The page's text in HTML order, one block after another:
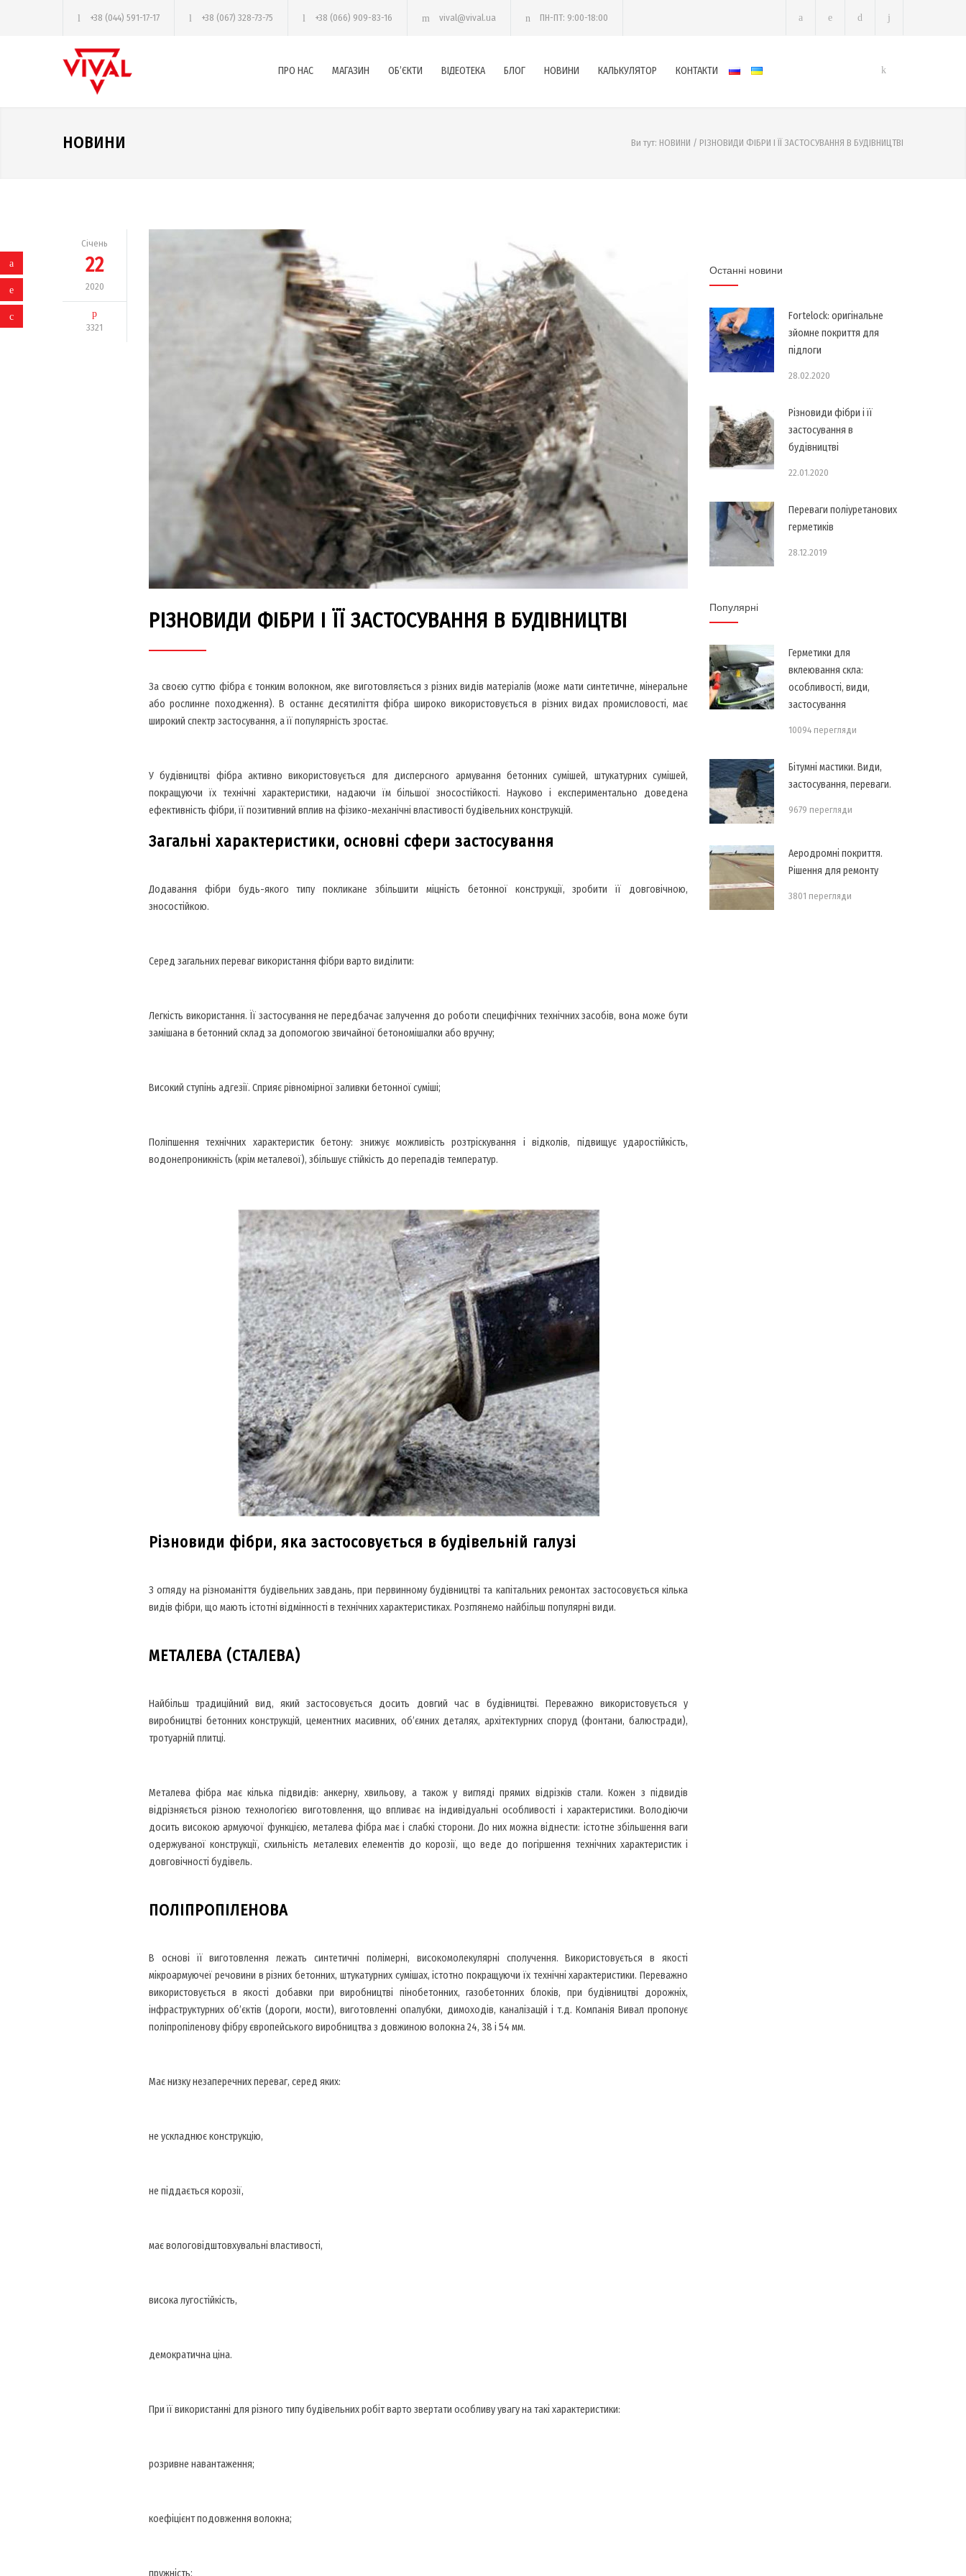
+38 (044) 591-17-17 +38 (067) 328-73-75 +38 (066) 909-83-16 vival@vival.ua ПН-ПТ: 9:00-18:00
ПРО НАС МАГАЗИН ОБ’ЄКТИ ВІДЕОТЕКА БЛОГ НОВИНИ КАЛЬКУЛЯТОР КОНТАКТИ
НОВИНИ Ви тут: НОВИНИ / РІЗНОВИДИ ФІБРИ І ЇЇ ЗАСТОСУВАННЯ В БУДІВНИЦТВІ
Січень
22
2020
3321
РІЗНОВИДИ ФІБРИ І ЇЇ ЗАСТОСУВАННЯ В БУДІВНИЦТВІ
За своєю суттю фібра є тонким волокном, яке виготовляється з різних видів матеріалів (може мати синтетичне, мінеральне
або рослинне походження). В останнє десятиліття фібра широко використовується в різних видах промисловості, має
широкий спектр застосування, а її популярність зростає.
У будівництві фібра активно використовується для дисперсного армування бетонних сумішей, штукатурних сумішей,
покращуючи їх технічні характеристики, надаючи їм більшої зносостійкості. Науково і експериментально доведена
ефективність фібри, її позитивний вплив на фізико-механічні властивості будівельних конструкцій.
Загальні характеристики, основні сфери застосування
Додавання фібри будь-якого типу покликане збільшити міцність бетонної конструкції, зробити її довговічною,
зносостійкою.
Серед загальних переваг використання фібри варто виділити:
Легкість використання. Її застосування не передбачає залучення до роботи специфічних технічних засобів, вона може бути
замішана в бетонний склад за допомогою звичайної бетономішалки або вручну;
Високий ступінь адгезії. Сприяє рівномірної заливки бетонної суміші;
Поліпшення технічних характеристик бетону: знижує можливість розтріскування і відколів, підвищує ударостійкість,
водонепроникність (крім металевої), збільшує стійкість до перепадів температур.
Різновиди фібри, яка застосовується в будівельній галузі
З огляду на різноманіття будівельних завдань, при первинному будівництві та капітальних ремонтах застосовується кілька
видів фібри, що мають істотні відмінності в технічних характеристиках. Розглянемо найбільш популярні види.
МЕТАЛЕВА (СТАЛЕВА)
Найбільш традиційний вид, який застосовується досить довгий час в будівництві. Переважно використовується у
виробництві бетонних конструкцій, цементних масивних, об’ємних деталях, архітектурних споруд (фонтани, балюстради),
тротуарній плитці.
Металева фібра має кілька підвидів: анкерну, хвильову, а також у вигляді прямих відрізків стали. Кожен з підвидів
відрізняється різною технологією виготовлення, що впливає на індивідуальні особливості і характеристики. Володіючи
досить високою армуючої функцією, металева фібра має і слабкі сторони. До них можна віднести: істотне збільшення ваги
одержуваної конструкції, схильність металевих елементів до корозії, що веде до погіршення технічних характеристик і
довговічності будівель.
ПОЛІПРОПІЛЕНОВА
В основі її виготовлення лежать синтетичні полімерні, високомолекулярні сполучення. Використовується в якості
мікроармуючеї речовини в різних бетонних, штукатурних сумішах, істотно покращуючи їх технічні характеристики. Переважно
використовується в якості добавки при виробництві пінобетонних, газобетонних блоків, при будівництві дорожніх,
інфраструктурних об’єктів (дороги, мости), виготовленні опалубки, димоходів, каналізацій і т.д. Компанія Вивал пропонує
поліпропіленову фібру європейського виробництва з довжиною волокна 24, 38 і 54 мм.
Має низку незаперечних переваг, серед яких:
не ускладнює конструкцію,
не піддається корозії,
має вологовідштовхувальні властивості,
висока лугостійкість,
демократична ціна.
При її використанні для різного типу будівельних робіт варто звертати особливу увагу на такі характеристики:
розривне навантаження;
коефіцієнт подовження волокна;
пружність;
Останні новини
Fortelock: оригінальне
зйомне покриття для
підлоги
28.02.2020
Різновиди фібри і її
застосування в
будівництві
22.01.2020
Переваги поліуретанових
герметиків
28.12.2019
Популярні
Герметики для
вклеювання скла:
особливості, види,
застосування
10094 перегляди
Бітумні мастики. Види,
застосування, переваги.
9679 перегляди
Аеродромні покриття.
Рішення для ремонту
3801 перегляди